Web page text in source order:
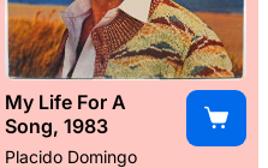
My Life For A
Song, 1983
Placido Domingo